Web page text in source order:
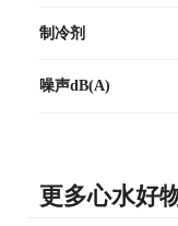
制冷剂
噪声dB(A)
更多心水好